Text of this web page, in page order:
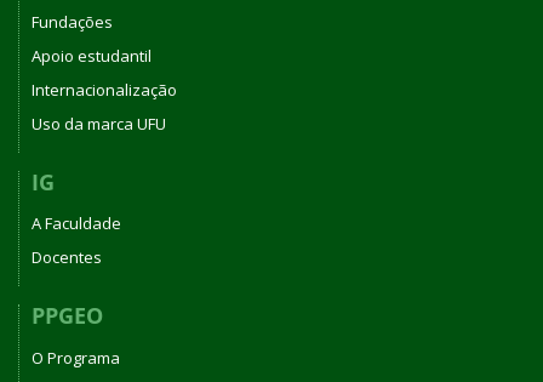
Fundações
Apoio estudantil
Internacionalização
Uso da marca UFU
IG
A Faculdade
Docentes
PPGEO
O Programa